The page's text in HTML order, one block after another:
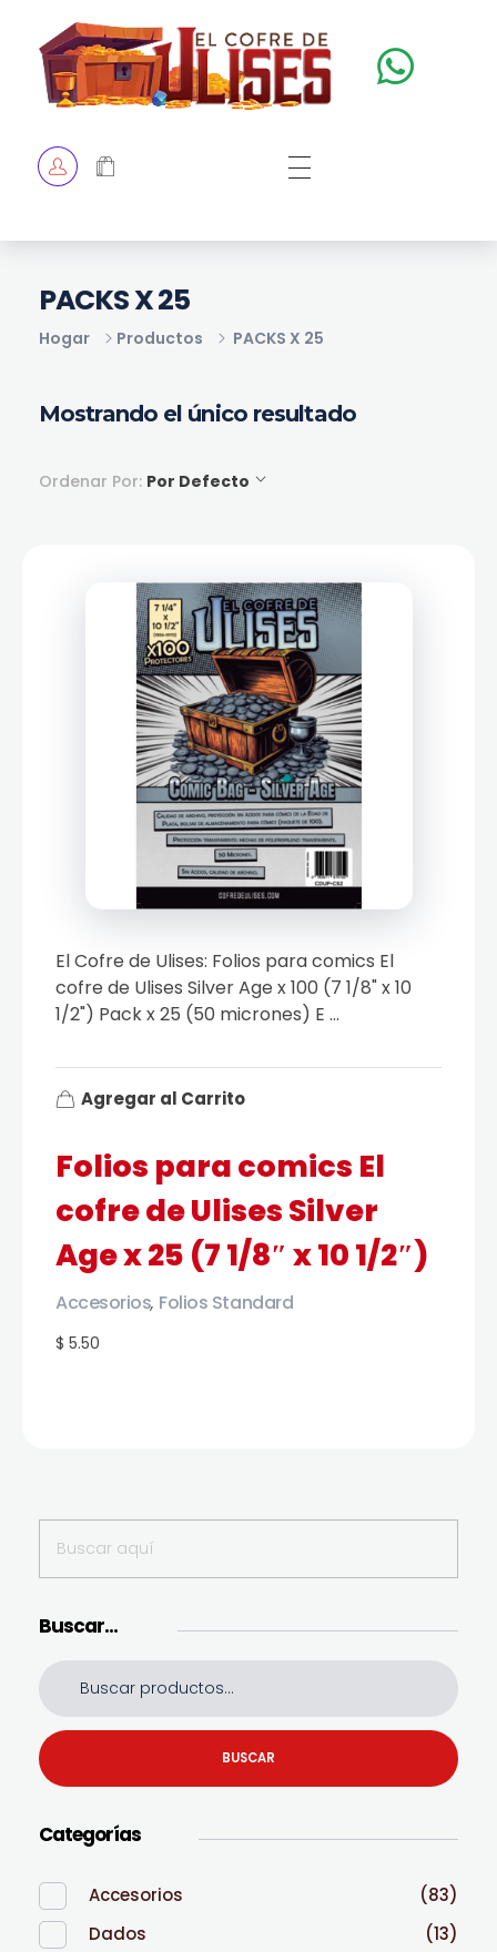
TIENDA
Hogar Productos PACKS X 25
PACKS X 25
Mostrando el único resultado
Ordenar Por: Por Defecto
Folios para comics El
cofre de Ulises Silver
Age x 25 (7 1/8″ x 10 1/2″)
$ 5.50
Accesorios, Folios Standard
El Cofre de Ulises: Folios para comics El
cofre de Ulises Silver Age x 100 (7 1/8" x 10
1/2") Pack x 25 (50 micrones) E ...
Agregar al Carrito
Buscar…
BUSCAR
Categorías
Accesorios
(83)
Dados
(13)